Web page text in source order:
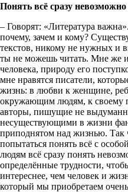
Понять всё сразу невозможно
– Говорят: «Литература
почему, зачем и кому?
текстов, никому не нужных и
ты не можешь читать. Мне же
человека, природу его
мне нравятся писатели,
жизнь: в любви к женщине,
окружающим людям, к своему
авторы, пишущие не
несуществующими в жизни
приподнятом над жизнью. Так
попытаться понять всё с
людям всё сразу понять
определённые трудности,
интереснее, чем человек и
который мы приобретаем